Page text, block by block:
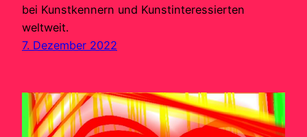
bei Kunstkennern und Kunstinteressierten
weltweit.
7. Dezember 2022